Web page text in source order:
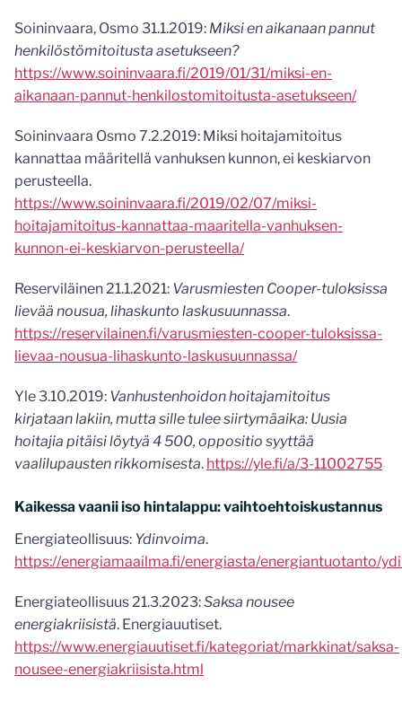
Soininvaara, Osmo 31.1.2019: Miksi en aikanaan pannut
henkilöstömitoitusta asetukseen?
https://www.soininvaara.fi/2019/01/31/miksi-en-
aikanaan-pannut-henkilostomitoitusta-asetukseen/
Soininvaara Osmo 7.2.2019: Miksi hoitajamitoitus
kannattaa määritellä vanhuksen kunnon, ei keskiarvon
perusteella.
https://www.soininvaara.fi/2019/02/07/miksi-
hoitajamitoitus-kannattaa-maaritella-vanhuksen-
kunnon-ei-keskiarvon-perusteella/
Reserviläinen 21.1.2021: Varusmiesten Cooper-tuloksissa
lievää nousua, lihaskunto laskusuunnassa.
https://reservilainen.fi/varusmiesten-cooper-tuloksissa-
lievaa-nousua-lihaskunto-laskusuunnassa/
Yle 3.10.2019: Vanhustenhoidon hoitajamitoitus
kirjataan lakiin, mutta sille tulee siirtymäaika: Uusia
hoitajia pitäisi löytyä 4 500, oppositio syyttää
vaalilupausten rikkomisesta. https://yle.fi/a/3-11002755
Kaikessa vaanii iso hintalappu: vaihtoehtoiskustannus
Energiateollisuus: Ydinvoima.
https://energiamaailma.fi/energiasta/energiantuotanto/
Energiateollisuus 21.3.2023:Saksa nousee
energiakriisistä. Energiauutiset.
https://www.energiauutiset.fi/kategoriat/markkinat/saksa-
nousee-energiakriisista.html